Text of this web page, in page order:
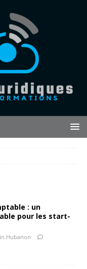
: un
pour les start-
Hubanon